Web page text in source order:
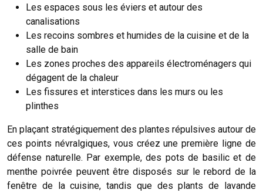
Les espaces sous les éviers et autour des
canalisations
Les recoins sombres et humides de la cuisine et de la
salle de bain
Les zones proches des appareils électroménagers qui
dégagent de la chaleur
Les fissures et interstices dans les murs ou les
plinthes
En plaçant stratégiquement des plantes répulsives autour de
ces points névralgiques, vous créez une première ligne de
défense naturelle. Par exemple, des pots de basilic et de
menthe poivrée peuvent être disposés sur le rebord de la
fenêtre de la cuisine, tandis que des plants de lavande